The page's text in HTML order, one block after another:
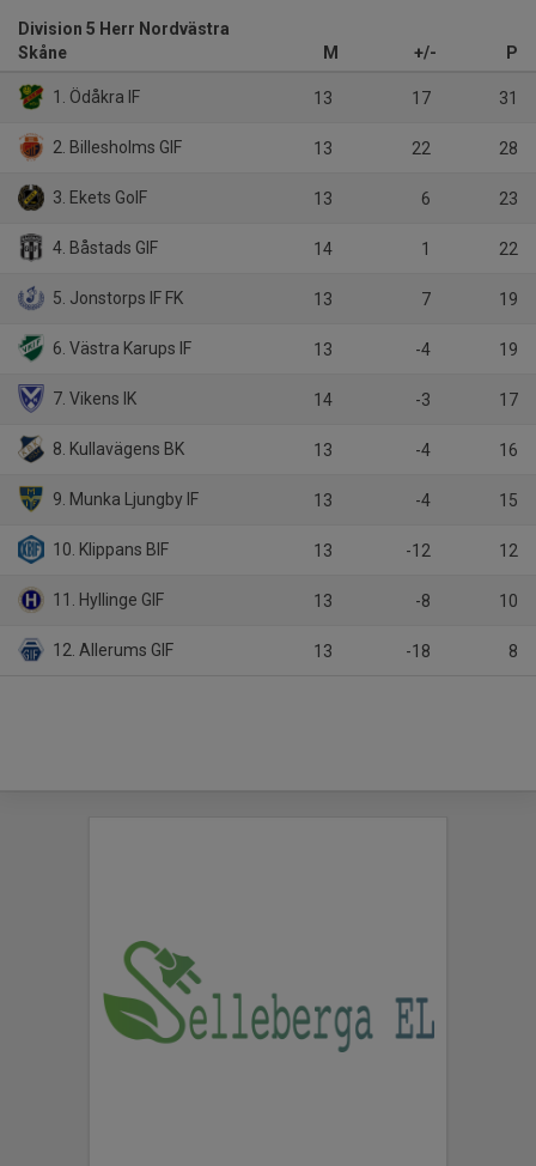
Division 5 Herr Nordvästra
Skåne
M +/- P
1. Ödåkra IF 13 17 31
2. Billesholms GIF 13 22 28
3. Ekets GoIF 13 6 23
4. Båstads GIF 14 1 22
5. Jonstorps IF FK 13 7 19
6. Västra Karups IF 13 -4 19
7. Vikens IK 14 -3 17
8. Kullavägens BK 13 -4 16
9. Munka Ljungby IF 13 -4 15
10. Klippans BIF 13 -12 12
11. Hyllinge GIF 13 -8 10
12. Allerums GIF 13 -18 8